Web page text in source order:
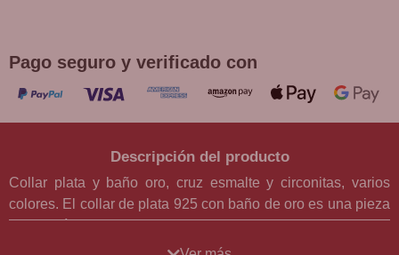
Pago seguro y verificado con
Descripción del producto
Collar plata y baño oro, cruz esmalte y circonitas, varios
colores. El collar de plata 925 con baño de oro es una pieza
de joyería exquisita que combina elegancia y estilo. Con
una cruz latina de 2,2 cm x 1,5 cm en un diseño cilíndrico,